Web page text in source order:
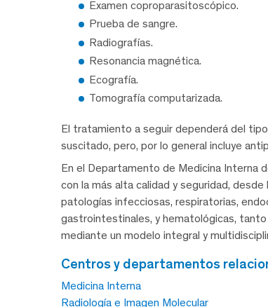
Examen coproparasitoscópico.
Prueba de sangre.
Radiografías.
Resonancia magnética.
Ecografía.
Tomografía computarizada.
El tratamiento a seguir dependerá del
suscitado, pero, por lo general incluye
En el Departamento de Medicina Interna
con la más alta calidad y seguridad,
patologías infecciosas, respiratorias,
gastrointestinales, y hematológicas,
mediante un modelo integral y
centros y departamentos
Medicina Interna
Radiología e Imagen Molecular